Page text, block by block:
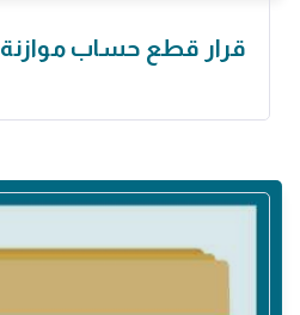
قرار قطع حساب موازنة ‏